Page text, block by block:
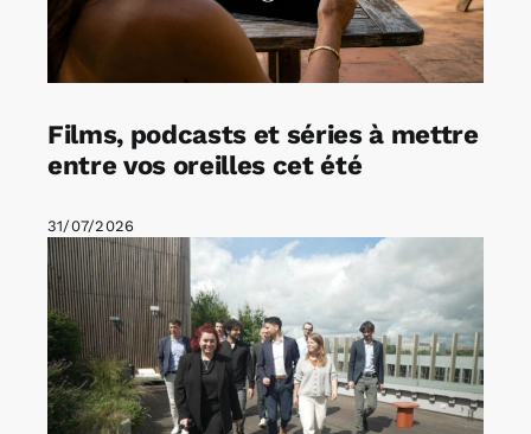
Films, podcasts et séries à mettre
entre vos oreilles cet été
31/07/2026